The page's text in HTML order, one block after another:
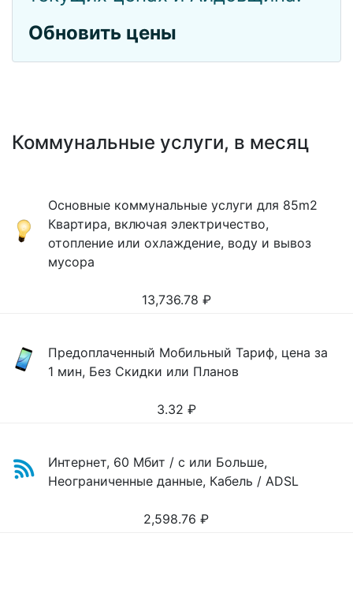
Обновить цены
Коммунальные услуги, в месяц
Основные коммунальные услуги для 85m2
Квартира, включая электричество,
отопление или охлаждение, воду и вывоз
мусора
13,736.78 ₽
Предоплаченный Мобильный Тариф, цена за
1 мин, Без Скидки или Планов
3.32 ₽
Интернет, 60 Мбит / с или Больше,
Неограниченные данные, Кабель / ADSL
2,598.76 ₽